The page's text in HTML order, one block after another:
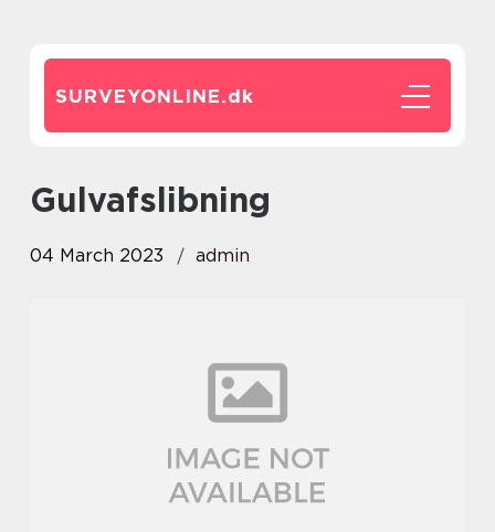
SURVEYONLINE.dk
gulvafslibning
04 March 2023 admin